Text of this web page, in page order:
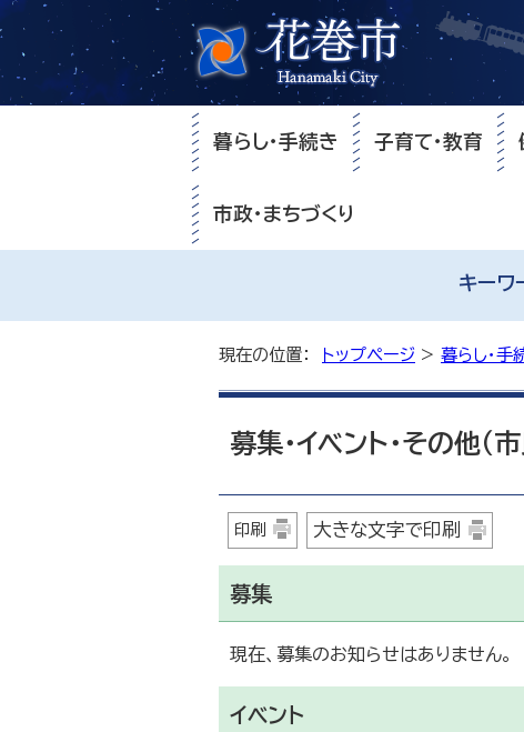
暮らし・手続き 子育て・教育
市政・まちづくり
キーワ
現在の位置： トップページ > 暮らし・手
募集・イベント・その他（
印刷 大きな文字で印刷
募集
現在、募集のお知らせはありません。
イベント